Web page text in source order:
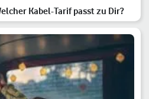
Kabel-Tarif passt zu Dir?